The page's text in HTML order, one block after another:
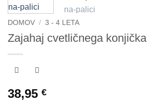
DOMOV / 3 - 4 LETA
Zajahaj cvetličnega konjička
38,95 €